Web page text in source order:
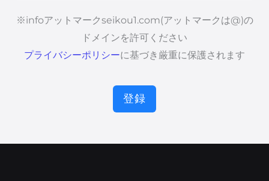
※infoアットマークseikou1.com(アットマークは@)の
ドメインを許可ください
プライバシーポリシーに基づき厳重に保護されます
登録